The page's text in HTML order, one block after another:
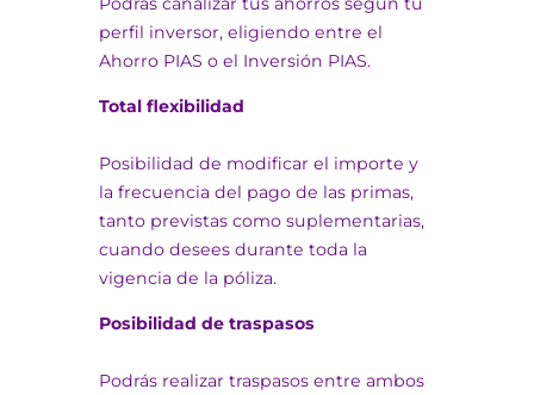
perfil inversor, eligiendo entre el
Ahorro PIAS o el Inversión PIAS.
Total flexibilidad
Posibilidad de modificar el importe y
la frecuencia del pago de las primas,
tanto previstas como suplementarias,
cuando desees durante toda la
vigencia de la póliza.
Posibilidad de traspasos
Podrás realizar traspasos entre ambos